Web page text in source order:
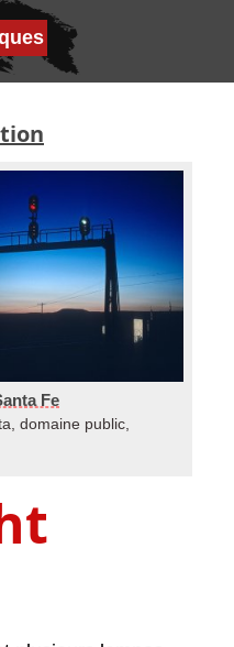
Fe
domaine public,